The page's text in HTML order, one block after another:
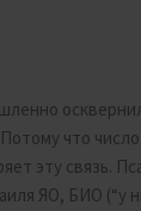
что
эту связь.
ЯО, БИО (“у